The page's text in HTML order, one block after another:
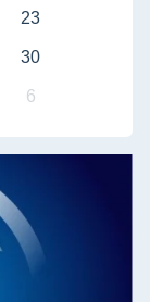
23
30
6